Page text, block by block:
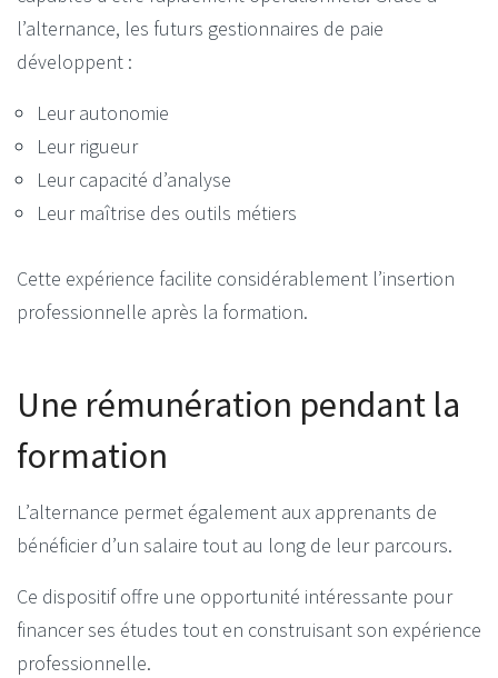
l’alternance, les futurs gestionnaires de paie
développent :
Leur autonomie
Leur rigueur
Leur capacité d’analyse
Leur maîtrise des outils métiers
Cette expérience facilite considérablement l’insertion
professionnelle après la formation.
Une rémunération pendant la
formation
L’alternance permet également aux apprenants de
bénéficier d’un salaire tout au long de leur parcours.
Ce dispositif offre une opportunité intéressante pour
financer ses études tout en construisant son expérience
professionnelle.